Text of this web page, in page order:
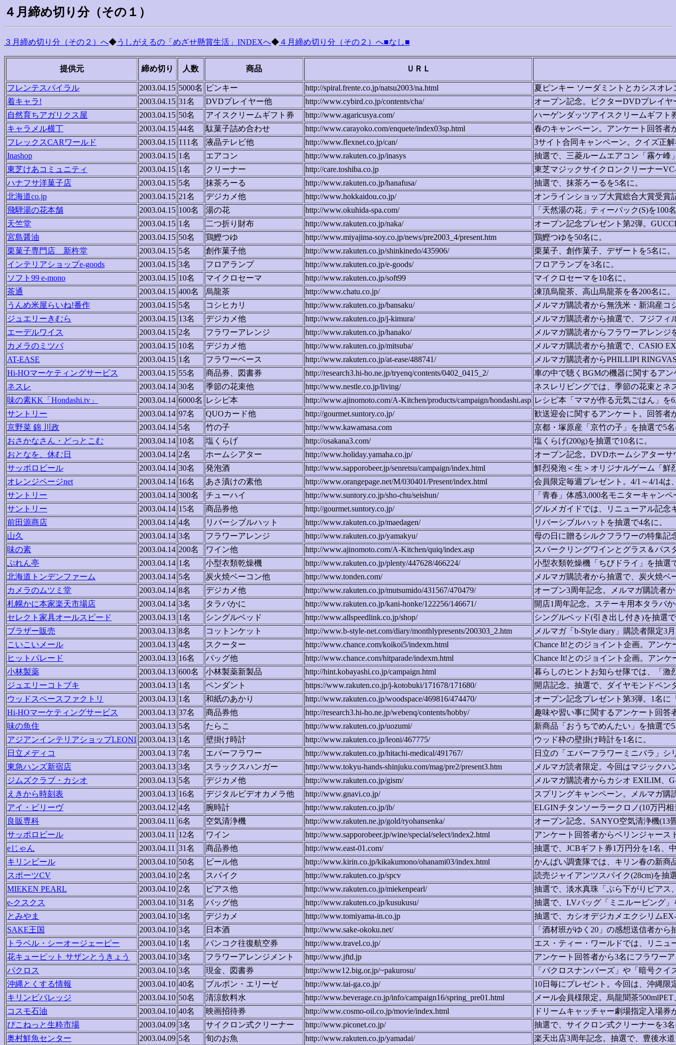
４月締め切り分（その１）
３月締め切り分（その２）へ◆うしがえるの「めざせ懸賞生活」INDEXへ◆４月締め切り分（その２）へ■なし■
提供元 締め切り 人数 商品 ＵＲＬ
フレンテスパイラル 2003.04.15 5000名 ピンキー http://spiral.frente.co.jp/natsu2003/na.html
夏ピンキー ソーダミントとカシスオレ
着キャラ!
2003.04.15 31名 DVDプレイヤー他 http://www.cybird.co.jp/contents/cha/
オープン記念。ビクターDVDプレイ
自然育ちアガリクス屋
2003.04.15 50名 アイスクリームギフト券 http://www.agaricusya.com/
ハーゲンダッツアイスクリームギフト
キャラメル横丁
2003.04.15 44名 駄菓子詰め合わせ http://www.carayoko.com/enquete/index03sp.html
春のキャンペーン。アンケート回答者
フレックスCARワールド
2003.04.15 111名 液晶テレビ他 http://www.flexnet.co.jp/can/
3サイト合同キャンペーン。クイズ正
Inashop
2003.04.15 1名 エアコン http://www.rakuten.co.jp/inasys
抽選で、三菱ルームエアコン「霧ケ峰
東芝けあコミュニティ
2003.04.15 1名 クリーナー http://care.toshiba.co.jp
東芝マジックサイクロンクリーナー
ハナフサ洋菓子店
2003.04.15 5名 抹茶ろーる http://www.rakuten.co.jp/hanafusa/
抽選で、抹茶ろーるを5名に。
北海道co.jp
2003.04.15 21名 デジカメ他 http://www.hokkaidou.co.jp/
オンラインショップ大賞総合大賞受賞
飛騨湯の花本舗
2003.04.15 100名 湯の花 http://www.okuhida-spa.com/
「天然湯の花」ティーパック(S)を100
天竺堂
2003.04.15 1名 二つ折り財布 http://www.rakuten.co.jp/naka/
オープン記念プレゼント第2弾。
宮島醤油
2003.04.15 50名 鶏鰹つゆ http://www.miyajima-soy.co.jp/news/pre2003_4/present.htm
鶏鰹つゆを50名に。
栗菓子専門店 新杵堂
2003.04.15 5名 創作菓子他 http://www.rakuten.co.jp/shinkinedo/435906/
栗菓子、創作菓子、デザートを5名に。
インテリアショップe-goods
2003.04.15 3名 フロアランプ http://www.rakuten.co.jp/e-goods/
フロアランプを3名に。
ソフト99 e-mono
2003.04.15 10名 マイクロセーマ http://www.rakuten.co.jp/soft99
マイクロセーマを10名に。
茶通
2003.04.15 400名 烏龍茶 http://www.chatu.co.jp/
凍頂烏龍茶、高山烏龍茶を各200名に。
うんめ米屋らいね!番作
2003.04.15 5名 コシヒカリ http://www.rakuten.co.jp/bansaku/
メルマガ購読者から無洗米・新潟産コ
ジュエリーきむら
2003.04.15 13名 デジカメ他 http://www.rakuten.co.jp/j-kimura/
メルマガ購読者から抽選で、フジフィ
エーデルワイス
2003.04.15 2名 フラワーアレンジ http://www.rakuten.co.jp/hanako/
メルマガ購読者からフラワーアレンジ
カメラのミツバ
2003.04.15 10名 デジカメ他 http://www.rakuten.co.jp/mitsuba/
メルマガ購読者から抽選で、CASIO
AT-EASE
2003.04.15 1名 フラワーベース http://www.rakuten.co.jp/at-ease/488741/
メルマガ購読者からPHILLIPI
Hi-HOマーケティングサービス
2003.04.15 55名 商品券、図書券 http://research3.hi-ho.ne.jp/tryenq/contents/0402_0415_2/
車の中で聴くBGMの機器に関するア
ネスレ
2003.04.14 30名 季節の花束他 http://www.nestle.co.jp/living/
ネスレリビングでは、季節の花束とネ
味の素KK「Hondashi.tv」
2003.04.14 6000名 レシピ本 http://www.ajinomoto.com/A-Kitchen/products/campaign/hondashi.asp レシピ本「ママが作る元気ごはん」を
サントリー
2003.04.14 97名 QUOカード他 http://gourmet.suntory.co.jp/
歓送迎会に関するアンケート。回答者
京野菜 錦 川政
2003.04.14 5名 竹の子 http://www.kawamasa.com
京都・塚原産「京竹の子」を抽選で5
おさかなさん・どっとこむ
2003.04.14 10名 塩くらげ http://osakana3.com/
塩くらげ(200g)を抽選で10名に。
おとなを、休む日
2003.04.14 2名 ホームシアター http://www.holiday.yamaha.co.jp/
オープン記念。DVDホームシアター
サッポロビール
2003.04.14 30名 発泡酒 http://www.sapporobeer.jp/senretsu/campaign/index.html
鮮烈発泡＜生＞オリジナルゲーム「鮮
オレンジページnet
2003.04.14 16名 あさ漬けの素他 http://www.orangepage.net/M/030401/Present/index.html
会員限定毎週プレゼント。4/1～4/14
サントリー
2003.04.14 300名 チューハイ http://www.suntory.co.jp/sho-chu/seishun/
「青春」体感3,000名モニターキャン
サントリー
2003.04.14 15名 商品券他 http://gourmet.suntory.co.jp/
グルメガイドでは、リニューアル記念
前田源商店
2003.04.14 4名 リバーシブルハット http://www.rakuten.co.jp/maedagen/
リバーシブルハットを抽選で4名に。
山久
2003.04.14 3名 フラワーアレンジ http://www.rakuten.co.jp/yamakyu/
母の日に贈るシルクフラワーの特集記
味の素
2003.04.14 200名 ワイン他 http://www.ajinomoto.com/A-Kitchen/quiq/index.asp
スパークリングワインとグラス＆パス
ぷれん亭
2003.04.14 1名 小型衣類乾燥機 http://www.rakuten.co.jp/plenty/447628/466224/
小型衣類乾燥機「ちびドライ」を抽選
北海道トンデンファーム
2003.04.14 5名 炭火焼ベーコン他 http://www.tonden.com/
メルマガ購読者から抽選で、炭火焼
カメラのムツミ堂
2003.04.14 8名 デジカメ他 http://www.rakuten.co.jp/mutsumido/431567/470479/
オープン3周年記念。メルマガ購読者
札幌かに本家楽天市場店
2003.04.14 3名 タラバかに http://www.rakuten.co.jp/kani-honke/122256/146671/
開店1周年記念。ステーキ用本タラバ
セレクト家具オールスピード
2003.04.13 1名 シングルベッド http://www.allspeedlink.co.jp/shop/
シングルベッド(引き出し付き)を抽選
ブラザー販売
2003.04.13 8名 コットンケット http://www.b-style-net.com/diary/monthlypresents/200303_2.htm
メルマガ「b-Style diary」購読者限定3
こいこいメール
2003.04.13 4名 スクーター http://www.chance.com/koikoi5/indexm.html
Chance It!とのジョイント企画。アン
ヒットパレード
2003.04.13 16名 バッグ他 http://www.chance.com/hitparade/indexm.html
Chance It!とのジョイント企画。アン
小林製薬
2003.04.13 600名 小林製薬新製品 http://hint.kobayashi.co.jp/campaign.html
暮らしのヒントお知らせ隊では、「激
ジュエリーコトブキ
2003.04.13 1名 ペンダント https://www.rakuten.co.jp/j-kotobuki/171678/171680/
開店記念。抽選で、ダイヤモンドペン
ウッドスペースファクトリ
2003.04.13 1名 和紙のあかり http://www.rakuten.co.jp/woodspace/469816/474470/
オープン記念プレゼント第3弾。1名に
Hi-HOマーケティングサービス
2003.04.13 37名 商品券他 http://research3.hi-ho.ne.jp/webenq/contents/hobby/
趣味や習い事に関するアンケート回答
味の魚住
2003.04.13 5名 たらこ http://www.rakuten.co.jp/uozumi/
新商品「おうちでめんたい」を抽選で
アジアンインテリアショップLEONI 2003.04.13 1名 壁掛け時計 http://www.rakuten.co.jp/leoni/467775/
ウッド枠の壁掛け時計を1名に。
日立メディコ
2003.04.13 7名 エバーフラワー http://www.rakuten.co.jp/hitachi-medical/491767/
日立の「エバーフラワーミニバラ」
東急ハンズ新宿店
2003.04.13 3名 スラックスハンガー http://www.tokyu-hands-shinjuku.com/mag/pre2/present3.htm
メルマガ読者限定。今回はマジック
ジムズクラブ・カシオ
2003.04.13 5名 デジカメ他 http://www.rakuten.co.jp/gism/
メルマガ購読者からカシオ EXILIM、
えきから時刻表
2003.04.13 16名 デジタルビデオカメラ他 http://www.gnavi.co.jp/
スプリングキャンペーン。メルマガ
アイ・ビリーヴ
2003.04.12 4名 腕時計 http://www.rakuten.co.jp/ib/
ELGINチタンソーラークロノ(10万円
良販専科
2003.04.11 6名 空気清浄機 http://www.rakuten.ne.jp/gold/ryohansenka/
オープン記念。SANYO空気清浄機(13
サッポロビール
2003.04.11 12名 ワイン http://www.sapporobeer.jp/wine/special/select/index2.html
アンケート回答者からベリンジャース
eじゃん
2003.04.11 31名 商品券他 http://www.east-01.com/
抽選で、JCBギフト券1万円分を1名、
キリンビール
2003.04.10 50名 ビール他 http://www.kirin.co.jp/kikakumono/ohanami03/index.html
かんぱい調査隊では、キリン春の新商
スポーツCV
2003.04.10 2名 スパイク http://www.rakuten.co.jp/spcv
読売ジャイアンツスパイク(28cm)を抽
MIEKEN PEARL
2003.04.10 2名 ピアス他 http://www.rakuten.co.jp/miekenpearl/
抽選で、淡水真珠「ぶら下がりピアス
e-クスクス
2003.04.10 31名 バッグ他 http://www.rakuten.co.jp/kusukusu/
抽選で、LVバッグ「ミニルーピング
とみやま
2003.04.10 3名 デジカメ http://www.tomiyama-in.co.jp
抽選で、カシオデジカメエクシリム
SAKE王国
2003.04.10 3名 日本酒 http://www.sake-okoku.net/
「酒材班がゆく20」の感想送信者か
トラベル・シーオージェーピー
2003.04.10 1名 バンコク往復航空券 http://www.travel.co.jp/
エス・ティー・ワールドでは、リニュ
花キューピット サザンとうきょう
2003.04.10 3名 フラワーアレンジメント http://www.jftd.jp
アンケート回答者から3名にフラワー
パクロス
2003.04.10 3名 現金、図書券 http://www12.big.or.jp/~pakurosu/
「パクロスナンバーズ」や「暗号ク
沖縄とくする情報
2003.04.10 40名 ブルボン・エリーゼ http://www.tai-ga.co.jp/
10日毎にプレゼント。今回は、沖縄
キリンビバレッジ
2003.04.10 50名 清涼飲料水 http://www.beverage.co.jp/info/campaign16/spring_pre01.html
メール会員様限定。烏龍聞茶
コスモ石油
2003.04.10 40名 映画招待券 http://www.cosmo-oil.co.jp/movie/index.html
ドリームキャッチャー劇場指定入場券
ぴこねっと生粋市場
2003.04.09 3名 サイクロン式クリーナー http://www.piconet.co.jp/
抽選で、サイクロン式クリーナーを3
奥村鮮魚センター
2003.04.09 5名 旬のお魚 http://www.rakuten.co.jp/yamadai/
楽天出店3周年記念。抽選で、豊後水